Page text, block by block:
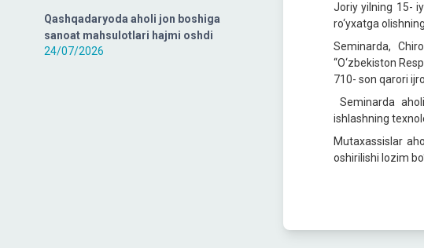
Qashqadaryoda aholi jon boshiga
sanoat mahsulotlari hajmi oshdi
24/07/2026
Joriy yilning 15-
ro‘yxatga
Seminarda,
“O‘zbekiston
710- son qarori
Seminarda
ishlashning
Mutaxassislar
oshirilishi lozim